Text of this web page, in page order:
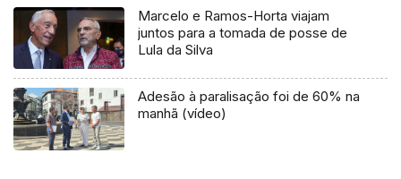
Marcelo e Ramos-Horta viajam
juntos para a tomada de posse de
Lula da Silva
Adesão à paralisação foi de 60% na
manhã (vídeo)